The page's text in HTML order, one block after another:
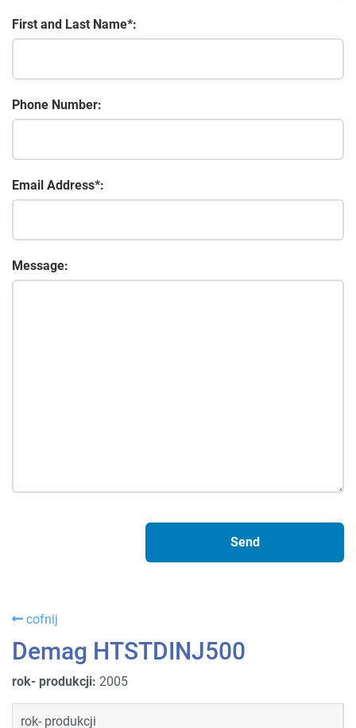
First and Last Name*:
Phone Number:
Email Address*:
Message:
cofnij
Demag HTSTDINJ500
rok- produkcji: 2005
rok- produkcji